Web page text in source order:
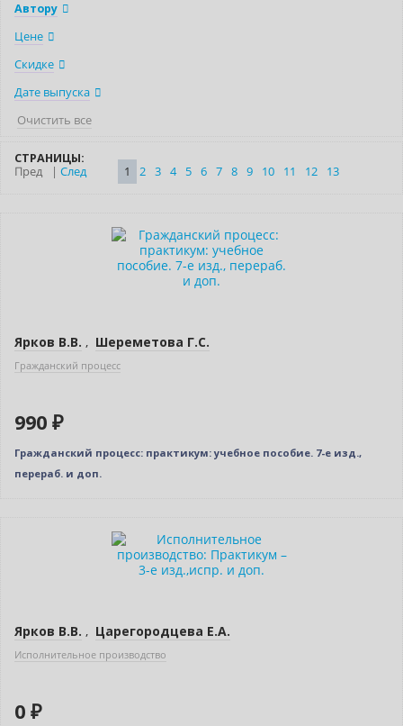
Автору
Цене
Скидке
Дате выпуска
Очистить все
СТРАНИЦЫ:
Пред
| След 1 2 3 4 5 6 7 8 9 10 11 12 13
Ярков В.В. , Шереметова Г.С.
Гражданский процесс
990 ₽
Гражданский процесс: практикум: учебное пособие. 7-е изд.,
перераб. и доп.
Ярков В.В. , Царегородцева Е.А.
Исполнительное производство
0 ₽